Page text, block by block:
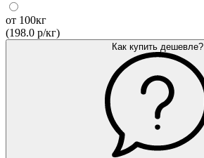
от 100кг
(198.0 р/кг)
Как купить дешевле?